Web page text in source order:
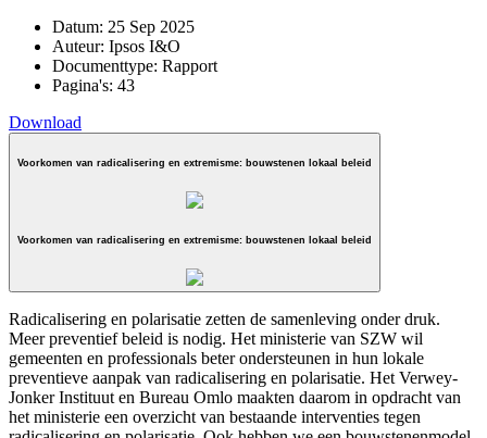
Datum: 25 Sep 2025
Auteur: Ipsos I&O
Documenttype: Rapport
Pagina's: 43
Download
Voorkomen van radicalisering en extremisme: bouwstenen lokaal beleid
Voorkomen van radicalisering en extremisme: bouwstenen lokaal beleid
Radicalisering en polarisatie zetten de samenleving onder druk.
Meer preventief beleid is nodig. Het ministerie van SZW wil
gemeenten en professionals beter ondersteunen in hun lokale
preventieve aanpak van radicalisering en polarisatie. Het Verwey-
Jonker Instituut en Bureau Omlo maakten daarom in opdracht van
het ministerie een overzicht van bestaande interventies tegen